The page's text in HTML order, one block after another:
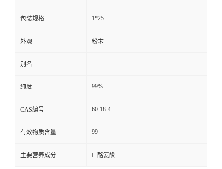
包装规格 1*25
外观 粉末
别名
纯度 99%
CAS编号 60-18-4
有效物质含量 99
主要营养成分 L-酪氨酸